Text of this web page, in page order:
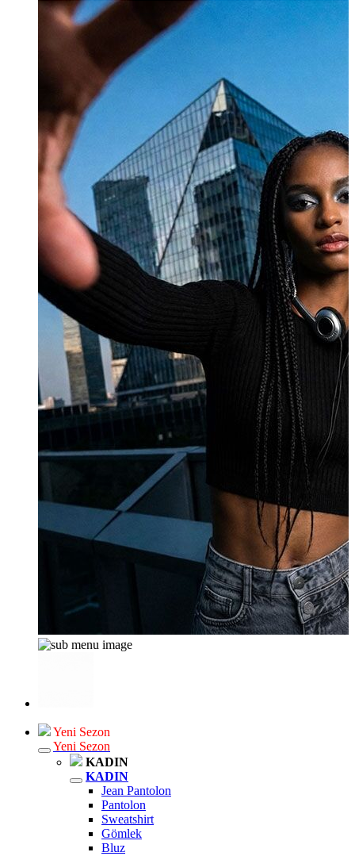
Yeni Sezon
Yeni Sezon
KADIN
KADIN
Jean Pantolon
Pantolon
Sweatshirt
Gömlek
Bluz